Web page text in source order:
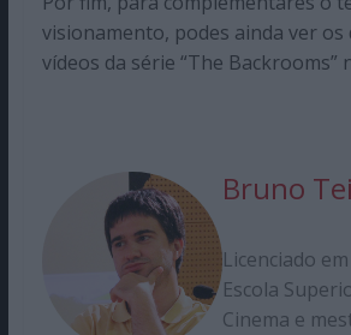
visionamento, podes ainda ver
vídeos da série “The Backrooms”
Bruno
Licenciado
Escola
Cinema e